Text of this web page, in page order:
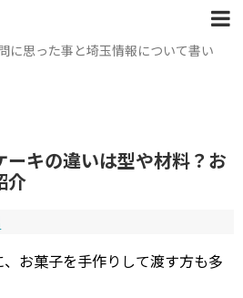
に思った事と埼玉情報について書い
キの違いは型や材料？お
介
お菓子を手作りして渡す方も多